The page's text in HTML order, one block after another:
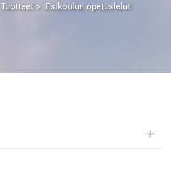
Tuotteet> Esikoulun opetuslelut